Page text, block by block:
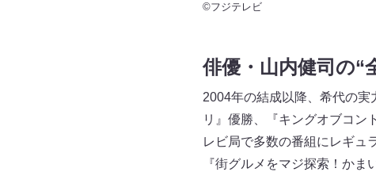
©フジテレビ
俳優・山内健司の“
2004年の結成以降、希代の
リ』優勝、『キングオブコン
レビ局で多数の番組にレギュ
『街グルメをマジ探索！かま